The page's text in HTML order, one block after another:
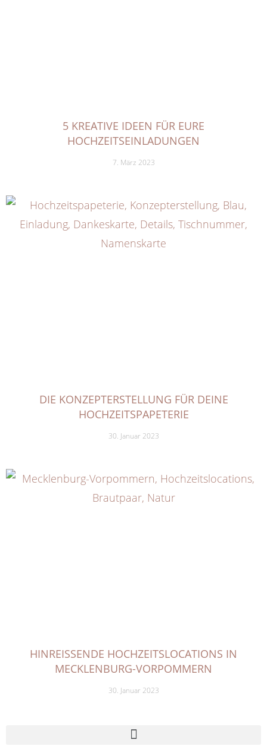
5 KREATIVE IDEEN FÜR EURE
HOCHZEITSEINLADUNGEN
7. März 2023
DIE KONZEPTERSTELLUNG FÜR DEINE
HOCHZEITSPAPETERIE
30. Januar 2023
HINREISSENDE HOCHZEITSLOCATIONS IN M
ECKLENBURG-VORPOMMERN
30. Januar 2023